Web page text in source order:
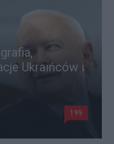
Ukraińców i
199